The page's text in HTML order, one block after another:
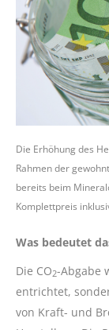
Die Erhöhung des
Rahmen der
bereits beim
Komplettpreis
Was bedeutet
Die CO2-Abgabe
entrichtet,
von Kraft- und